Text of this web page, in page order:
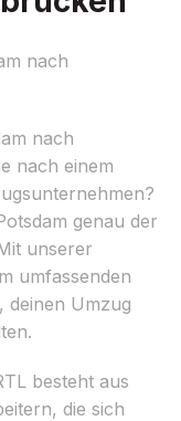
nach
nach
nach einem
genau der
unserer
umfassenden
deinen Umzug
besteht aus
die sich